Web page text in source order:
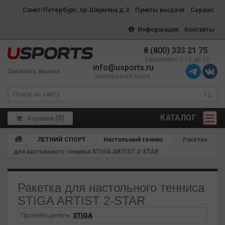
Санкт-Петербург, пр.Шаумяна д.2 Пункты выдачи Сервис
Информация Контакты
8 (800) 333 21 75
Ежедневно с 10 до 20
Заказать звонок info@usports.ru
Электронная почта
КАТАЛОГ
Корзина (0)
ЛЕТНИЙ СПОРТ Настольный теннис
Ракетка
для настольного тенниса STIGA ARTIST 2-STAR
Ракетка для настольного тенниса
STIGA ARTIST 2-STAR
Производитель: STIGA